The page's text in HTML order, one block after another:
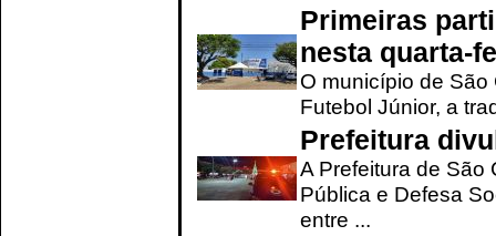
Primeiras
nesta quarta-
O município de
Futebol Júnior, a
Prefeitura
A Prefeitura de São
Pública e Defesa
entre ...